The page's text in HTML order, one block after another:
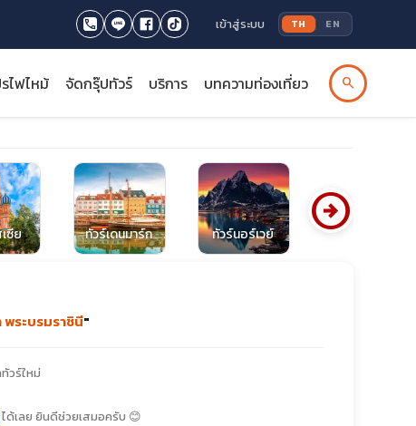
เข้าสู่ระบบ TH EN
ไฟไหม้ จัดกรุ๊ปทัวร์ บริการ บทความท่องเที่ยว search
ซีย ทัวร์เดนมาร์ก ทัวร์นอร์เวย์ ทัวร์โปแลนด์
arrow_circle_right
พระบรมราชินี"
วร์ใหม่
ได้เลย ยินดีช่วยเสมอครับ 😊